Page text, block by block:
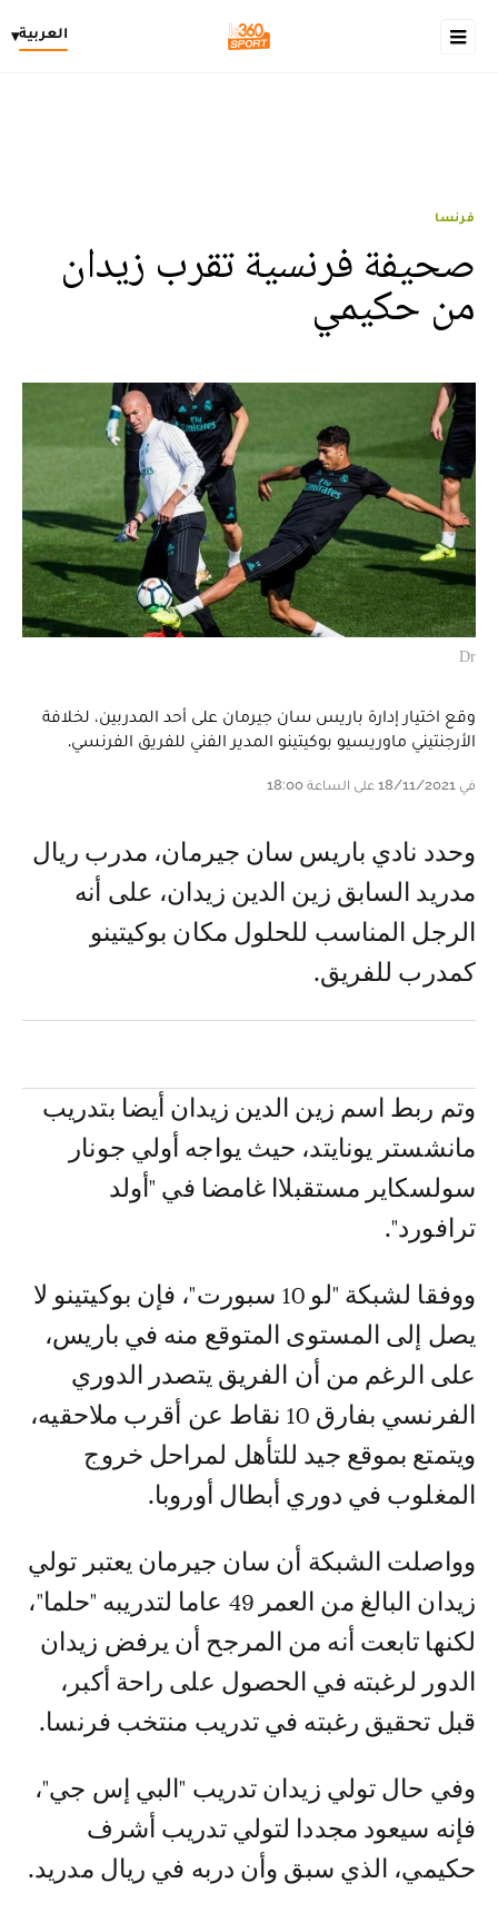
العربية▾
فرنسا
صحيفة فرنسية تقرب زيدان
من حكيمي
Dr
وقع اختيار إدارة باريس سان جيرمان على أحد المدربين، لخلافة
الأرجنتيني ماوريسيو بوكيتينو المدير الفني للفريق الفرنسي.
في 18/11/2021 على الساعة 18:00
وحدد نادي باريس سان جيرمان، مدرب ريال
مدريد السابق زين الدين زيدان، على أنه
الرجل المناسب للحلول مكان بوكيتينو
كمدرب للفريق.
وتم ربط اسم زين الدين زيدان أيضا بتدريب
مانشستر يونايتد، حيث يواجه أولي جونار
سولسكاير مستقبلاا غامضا في "أولد
ترافورد".
ووفقا لشبكة "لو 10 سبورت"، فإن بوكيتينو لا
يصل إلى المستوى المتوقع منه في باريس،
على الرغم من أن الفريق يتصدر الدوري
الفرنسي بفارق 10 نقاط عن أقرب ملاحقيه،
ويتمتع بموقع جيد للتأهل لمراحل خروج
المغلوب في دوري أبطال أوروبا.
وواصلت الشبكة أن سان جيرمان يعتبر تولي
زيدان البالغ من العمر 49 عاما لتدريبه "حلما"،
لكنها تابعت أنه من المرجح أن يرفض زيدان
الدور لرغبته في الحصول على راحة أكبر،
قبل تحقيق رغبته في تدريب منتخب فرنسا.
وفي حال تولي زيدان تدريب "البي إس جي"،
فإنه سيعود مجددا لتولي تدريب أشرف
حكيمي، الذي سبق وأن دربه في ريال مدريد.